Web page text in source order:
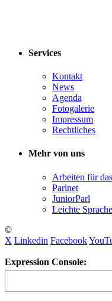
Services
Kontakt
News
Agenda
Fotogalerie
Impressum
Rechtliches
Mehr von uns
Arbeiten für
Parlnet
JuniorParl
Leichte Sprache
©
X Linkedin Facebook
Expression Console: